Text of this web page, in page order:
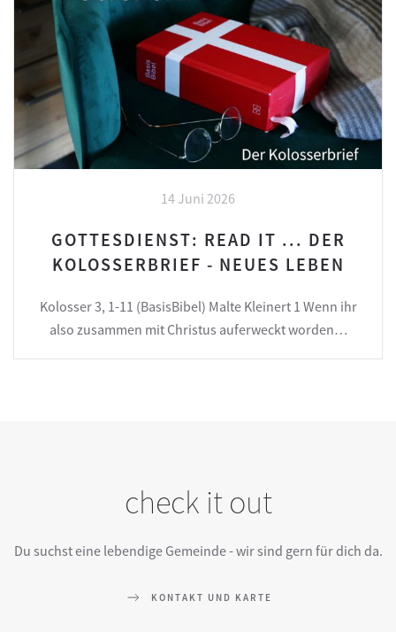
14 Juni 2026
GOTTESDIENST: READ IT ... DER
KOLOSSERBRIEF - NEUES LEBEN
Kolosser 3, 1-11 (BasisBibel) Malte Kleinert 1 Wenn ihr
also zusammen mit Christus auferweckt worden…
check it out
Du suchst eine lebendige Gemeinde - wir sind gern für dich da.
KONTAKT UND KARTE